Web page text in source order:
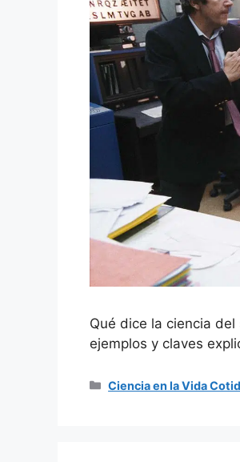
Qué dice la ciencia
ejemplos y claves
Categorías
Ciencia en la Vida